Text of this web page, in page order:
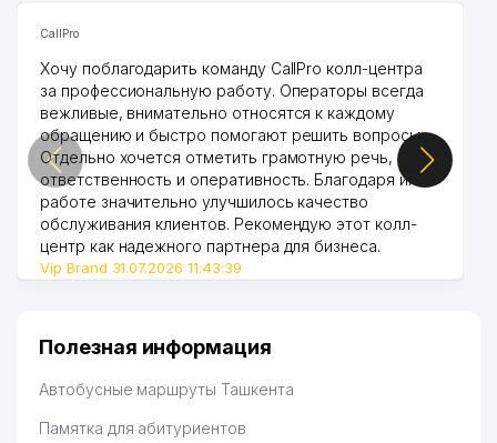
CallPro
Хочу поблагодарить команду CallPro колл-центра
за профессиональную работу. Операторы всегда
вежливые, внимательно относятся к каждому
обращению и быстро помогают решить вопросы.
Отдельно хочется отметить грамотную речь,
ответственность и оперативность. Благодаря их
работе значительно улучшилось качество
обслуживания клиентов. Рекомендую этот колл-
центр как надежного партнера для бизнеса.
Vip Brand 31.07.2026 11:43:39
Полезная информация
Автобусные маршруты Ташкента
Памятка для абитуриентов